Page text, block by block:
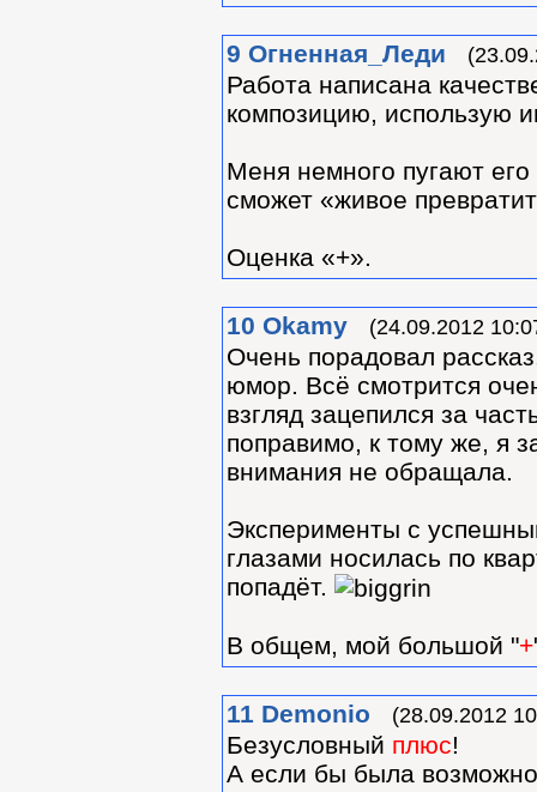
9 Огненная_Леди
Работа написана
композицию, использую
Меня немного пугают его
сможет «живое
Оценка «+».
10 Okamy (24.09.2012
Очень порадовал
юмор. Всё смотрится
взгляд зацепился за
поправимо, к тому же, я
внимания не обращала.
Эксперименты с
глазами носилась по
попадёт.
В общем, мой большой "+
11 Demonio (28.09.2012
Безусловный плюс!
А если бы была